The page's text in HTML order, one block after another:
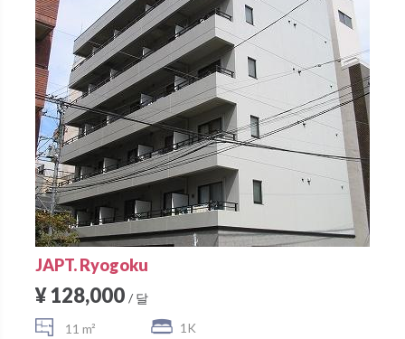
JAPT. Ryogoku
¥ 128,000 / 달
11 m² 1K